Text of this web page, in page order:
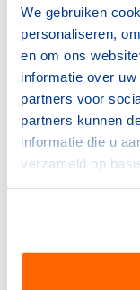
We gebruiken
personaliseren,
en om ons
informatie over
partners voor
partners kunnen
informatie die u
verzameld op
NOC*NSF
opleidingen ook
je alle trainers-
opleiden binnen
specifiek gericht
incompany-
individuele